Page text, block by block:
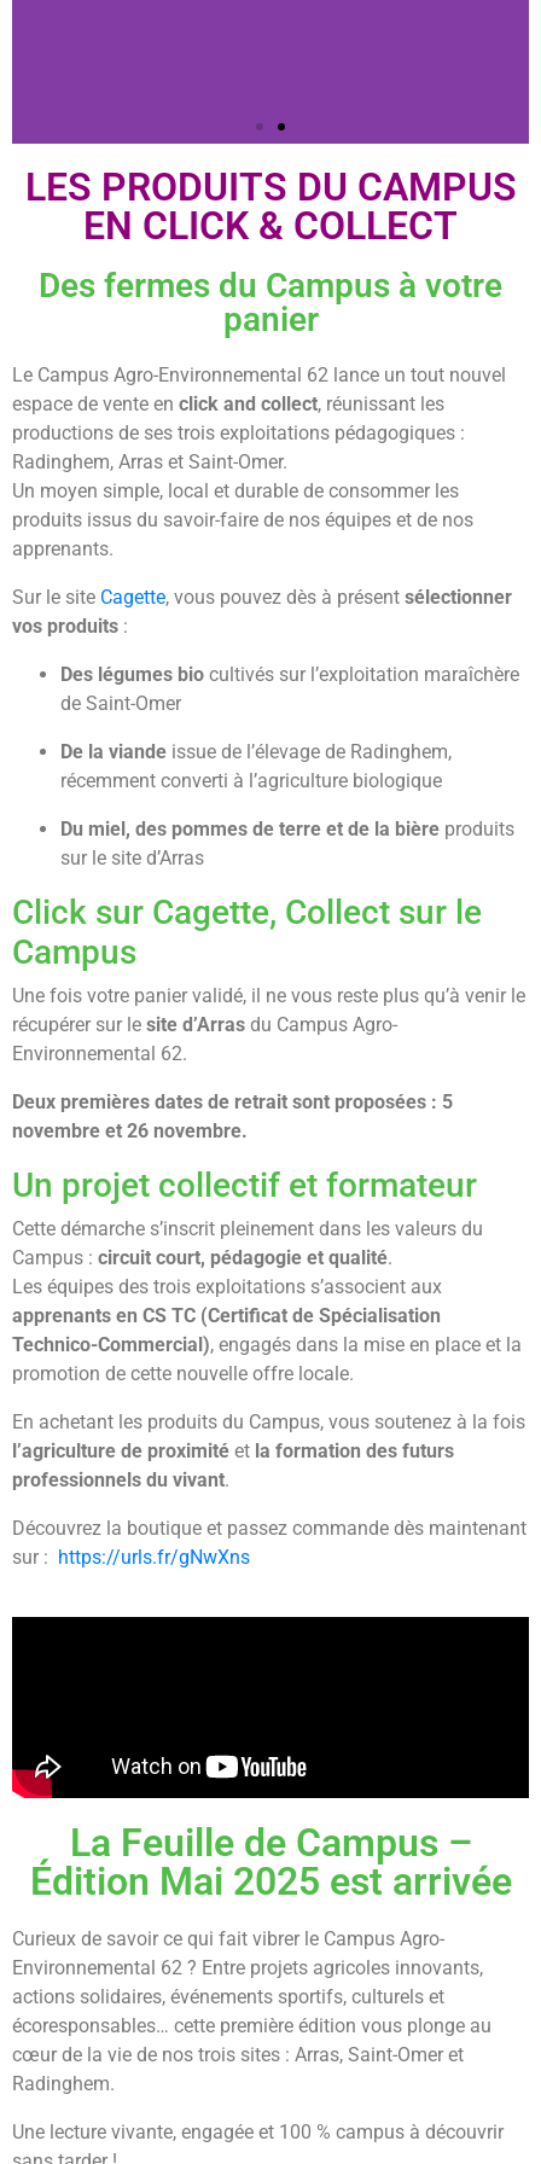
LES PRODUITS DU CAMPUS
EN CLICK & COLLECT
Des fermes du Campus à votre
panier
Le Campus Agro-Environnemental 62 lance un tout nouvel
espace de vente en click and collect, réunissant les
productions de ses trois exploitations pédagogiques :
Radinghem, Arras et Saint-Omer.
Un moyen simple, local et durable de consommer les
produits issus du savoir-faire de nos équipes et de nos
apprenants.
Sur le site Cagette, vous pouvez dès à présent sélectionner
vos produits :
Des légumes bio cultivés sur l’exploitation maraîchère
de Saint-Omer
De la viande issue de l’élevage de Radinghem,
récemment converti à l’agriculture biologique
Du miel, des pommes de terre et de la bière produits
sur le site d’Arras
Click sur Cagette, Collect sur le
Campus
Une fois votre panier validé, il ne vous reste plus qu’à venir le
récupérer sur le site d’Arras du Campus Agro-
Environnemental 62.
Deux premières dates de retrait sont proposées : 5
novembre et 26 novembre.
Un projet collectif et formateur
Cette démarche s’inscrit pleinement dans les valeurs du
Campus : circuit court, pédagogie et qualité.
Les équipes des trois exploitations s’associent aux
apprenants en CS TC (Certificat de Spécialisation
Technico-Commercial), engagés dans la mise en place et la
promotion de cette nouvelle offre locale.
En achetant les produits du Campus, vous soutenez à la fois
l’agriculture de proximité et la formation des futurs
professionnels du vivant.
Découvrez la boutique et passez commande dès maintenant
sur : https://urls.fr/gNwXns
La Feuille de Campus –
Édition Mai 2025 est arrivée
Curieux de savoir ce qui fait vibrer le Campus Agro-
Environnemental 62 ? Entre projets agricoles innovants,
actions solidaires, événements sportifs, culturels et
écoresponsables… cette première édition vous plonge au
cœur de la vie de nos trois sites : Arras, Saint-Omer et
Radinghem.
Une lecture vivante, engagée et 100 % campus à découvrir